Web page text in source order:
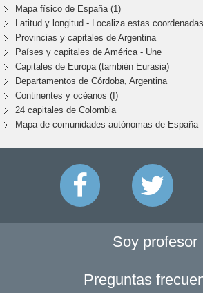
Mapa físico de España (1)
Latitud y longitud - Localiza estas coordenadas
Provincias y capitales de Argentina
Países y capitales de América - Une
Capitales de Europa (también Eurasia)
Departamentos de Córdoba, Argentina
Continentes y océanos (I)
24 capitales de Colombia
Mapa de comunidades autónomas de España
Soy profesor
Preguntas